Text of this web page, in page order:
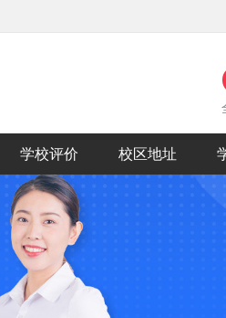
学校评价 校区地址